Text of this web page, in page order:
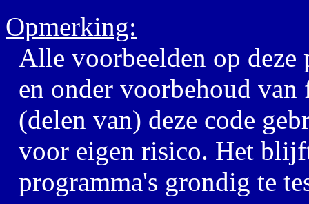
Opmerking:
Alle voorbeelden op deze
en onder voorbehoud
(delen van) deze code
voor eigen risico. Het
programma's grondig te